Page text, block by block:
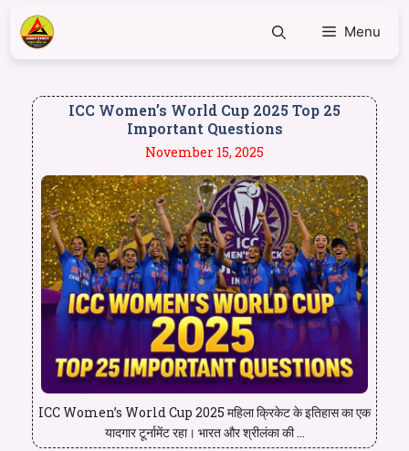
Menu
ICC Women’s World Cup 2025 Top 25
Important Questions
November 15, 2025
ICC Women’s World Cup 2025 महिला क्रिकेट के इतिहास का एक
यादगार टूर्नामेंट रहा। भारत और श्रीलंका की ...